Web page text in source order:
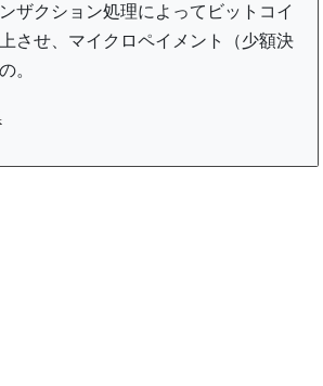
ザクション処理によってビットコイ
させ、マイクロペイメント（少額決
。